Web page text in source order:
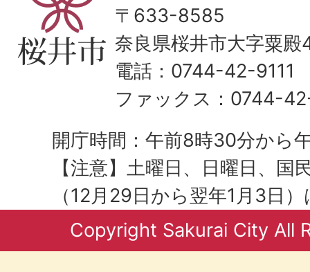
〒633-8585
奈良県桜井市大字粟
電話：0744-42-9111
ファックス：0744-
開庁時間：午前8時30分から
【注意】土曜日、日曜日、国
（12月29日から翌年1月3日
Copyright Sakurai City All